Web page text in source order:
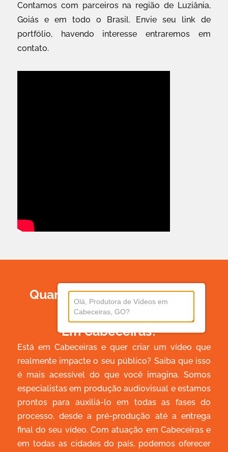
Contamos com parceiros na região de Luziânia,
Goiás e em todo o Brasil. Envie seu link de
portfólio, havendo interesse entraremos em
contato.
Quanto Custa Produzir Um
Vídeo
Em Cabeceiras?
Está em Cabeceiras e quer criar um vídeo que
realmente impacte o seu público? Saiba que isso
é mais acessível do que você imagina. Somos
especialistas em produção audiovisual e estamos
prontos para auxiliá-lo em todas as fases do
processo, desde a pré-produção até a entrega
final do seu vídeo. Com atuação em Cabeceiras e
em todas as cidades do país, podemos oferecer